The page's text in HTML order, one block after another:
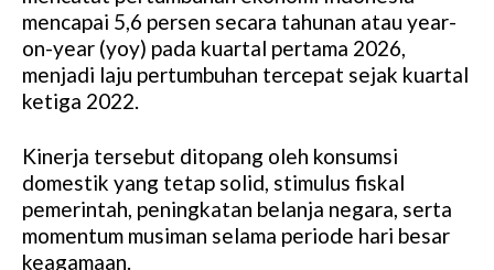
mencapai 5,6 persen secara tahunan atau year-
on-year (yoy) pada kuartal pertama 2026,
menjadi laju pertumbuhan tercepat sejak kuartal
ketiga 2022.
Kinerja tersebut ditopang oleh konsumsi
domestik yang tetap solid, stimulus fiskal
pemerintah, peningkatan belanja negara, serta
momentum musiman selama periode hari besar
keagamaan.